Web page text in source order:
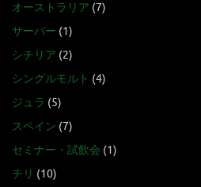
オーストラリア (7)
サーバー (1)
シチリア (2)
シングルモルト (4)
ジュラ (5)
スペイン (7)
セミナー・試飲会 (1)
チリ (10)